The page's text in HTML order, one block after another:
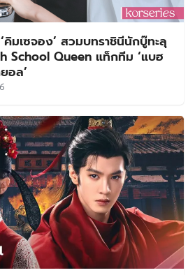
มเซจอง’ สวมบทราชินีนักบู๊ทะลุ
School Queen แท็กทีม ‘แบฮ
อล’